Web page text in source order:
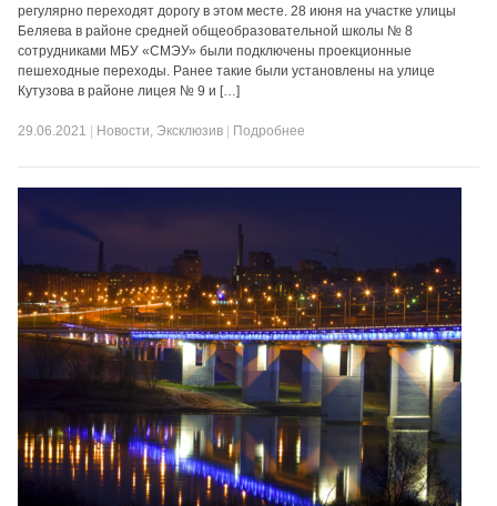
регулярно переходят дорогу в этом месте. 28 июня на участке улицы
Беляева в районе средней общеобразовательной школы № 8
сотрудниками МБУ «СМЭУ» были подключены проекционные
пешеходные переходы. Ранее такие были установлены на улице
Кутузова в районе лицея № 9 и […]
29.06.2021 Новости, Эксклюзив Подробнее